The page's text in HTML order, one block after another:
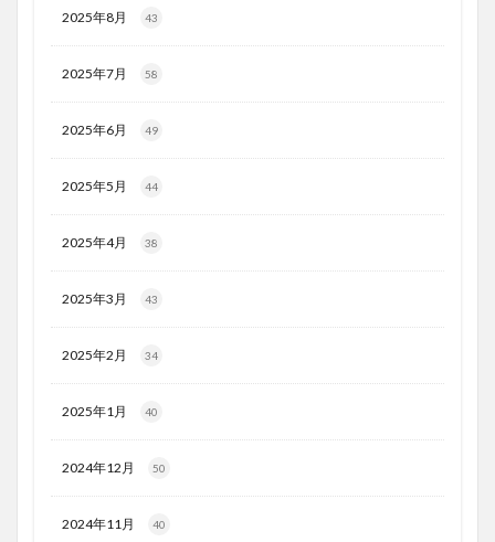
2025年8月 43
2025年7月 58
2025年6月 49
2025年5月 44
2025年4月 38
2025年3月 43
2025年2月 34
2025年1月 40
2024年12月 50
2024年11月 40